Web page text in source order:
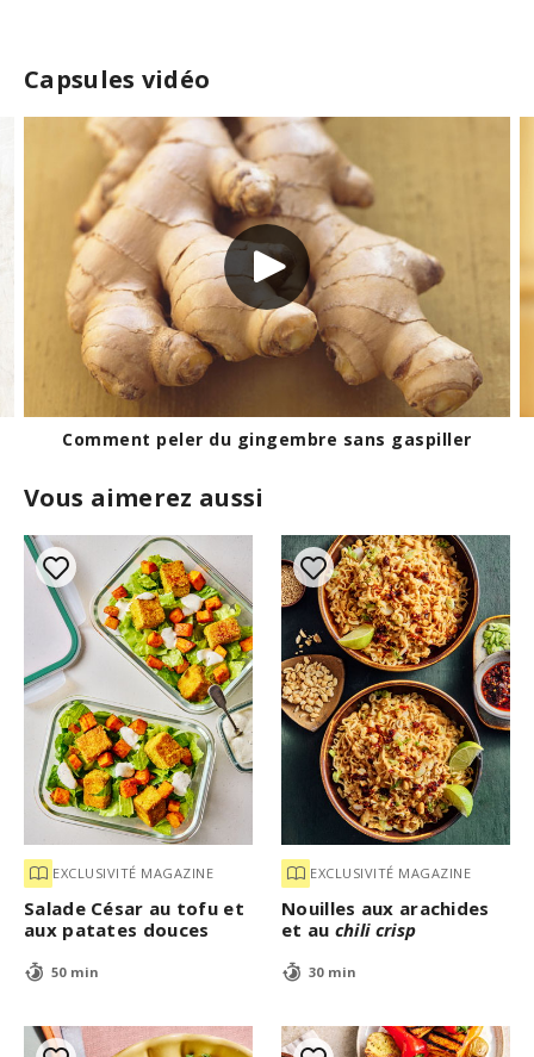
Capsules vidéo
Découvrez les huiles
Vous aimerez aussi
EXCLUSIVITÉ MAGAZINE
Salade César au tofu et
aux patates douces
50 min
EXCLUSIVITÉ MAGAZINE
Nouilles aux arachides
et au chili crisp
30 min